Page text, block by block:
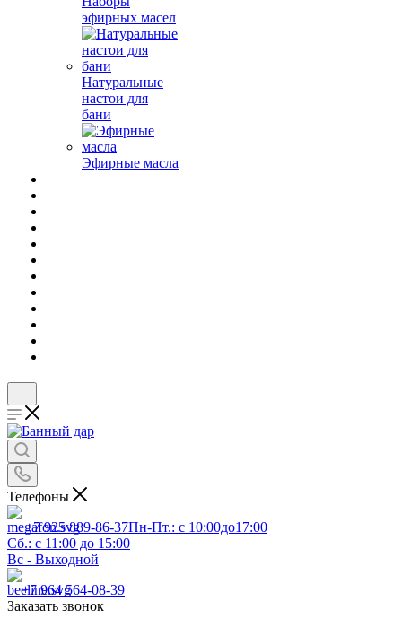
эфирных масел
Натуральные
настои для
бани
Эфирные масла
Телефоны
+7 925 889-86-37Пн-Пт.: с 10:00до17:00
Сб.: с 11:00 до 15:00
Вс - Выходной
+7 964 564-08-39
Заказать звонок